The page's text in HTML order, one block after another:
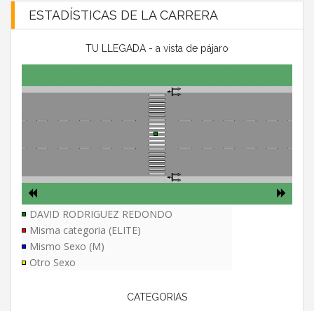
ESTADÍSTICAS DE LA CARRERA
TU LLEGADA - a vista de pájaro
DAVID RODRIGUEZ REDONDO
Misma categoria (ELITE)
Mismo Sexo (M)
Otro Sexo
CATEGORIAS